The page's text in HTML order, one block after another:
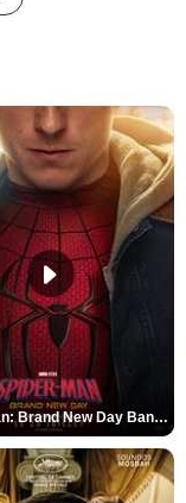
Spider-Man: Brand New Day Bande-annonce VO STFR